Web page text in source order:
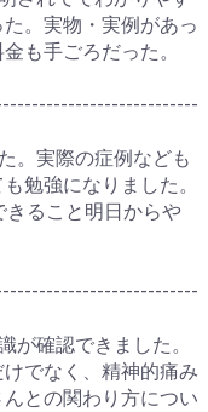
。実物・実例があっ
も手ごろだった。
。実際の症例なども
勉強になりました。
ること明日からや
が確認できました。
でなく、精神的痛み
との関わり方につい